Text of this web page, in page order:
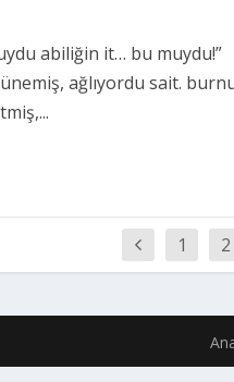
abiliğin it… bu muydu!”
ağlıyordu sait.
1 2